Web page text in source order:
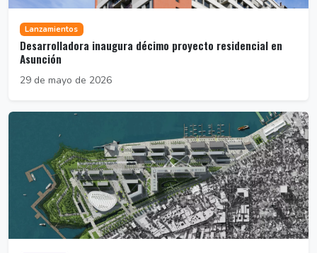
Lanzamientos
Desarrolladora inaugura décimo proyecto residencial en
Asunción
29 de mayo de 2026